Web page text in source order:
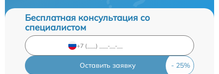
Бесплатная консультация со
специалистом
Оставить заявку